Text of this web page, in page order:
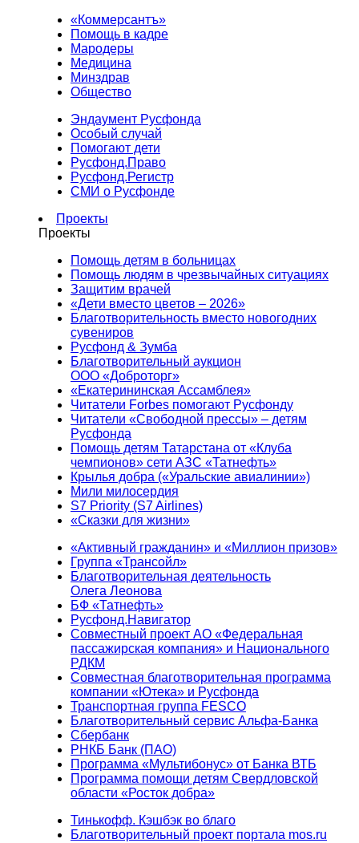
«Коммерсантъ»
Помощь в кадре
Мародеры
Медицина
Минздрав
Общество
Эндаумент Русфонда
Особый случай
Помогают дети
Русфонд.Право
Русфонд.Регистр
СМИ о Русфонде
Проекты
Проекты
Помощь детям в больницах
Помощь людям в чрезвычайных ситуациях
Защитим врачей
«Дети вместо цветов – 2026»
Благотворительность вместо новогодних
сувениров
Русфонд & Зумба
Благотворительный аукцион
ООО «Доброторг»
«Екатерининская Ассамблея»
Читатели Forbes помогают Русфонду
Читатели «Свободной прессы» – детям
Русфонда
Помощь детям Татарстана от «Клуба
чемпионов» сети АЗС «Татнефть»
Крылья добра («Уральские авиалинии»)
Мили милосердия
S7 Priority (S7 Airlines)
«Сказки для жизни»
«Активный гражданин» и «Миллион призов»
Группа «Трансойл»
Благотворительная деятельность
Олега Леонова
БФ «Татнефть»
Русфонд.Навигатор
Совместный проект АО «Федеральная
пассажирская компания» и Национального
РДКМ
Совместная благотворительная программа
компании «Ютека» и Русфонда
Транспортная группа FESCO
Благотворительный сервис Альфа-Банка
Сбербанк
РНКБ Банк (ПАО)
Программа «Мультибонус» от Банка ВТБ
Программа помощи детям Свердловской
области «Росток добра»
Тинькофф. Кэшбэк во благо
Благотворительный проект портала mos.ru